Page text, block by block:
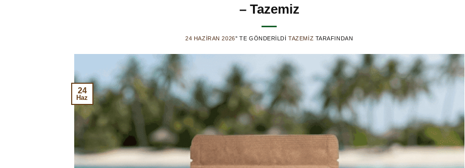
– Tazemiz
24 HAZIRAN 2026’' TE GÖNDERILDI TAZEMIZ TARAFINDAN
24
Haz